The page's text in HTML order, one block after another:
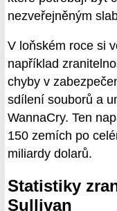
nezveřejněným
V loňském roce si
například
chyby v
sdílení souborů a
WannaCry. Ten
150 zemích po
miliardy dolarů.
Statistiky
Sullivan